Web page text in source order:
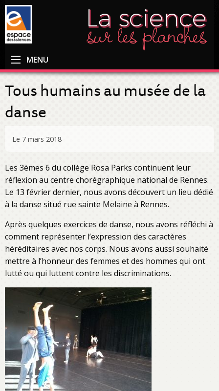
MENU
Tous humains au musée de la
danse
Le 7 mars 2018
Les 3èmes 6 du collège Rosa Parks continuent leur
réflexion au centre chorégraphique national de Rennes.
Le 13 février dernier, nous avons découvert un lieu dédié
à la danse situé rue sainte Melaine à Rennes.
Après quelques exercices de danse, nous avons réfléchi à
comment représenter l’expression des caractères
héréditaires avec nos corps. Nous avons aussi souhaité
mettre à l’honneur des femmes et des hommes qui ont
lutté ou qui luttent contre les discriminations.